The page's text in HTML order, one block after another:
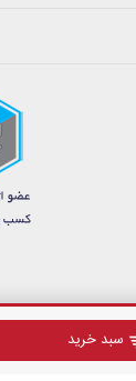
سبد خریدتوسط